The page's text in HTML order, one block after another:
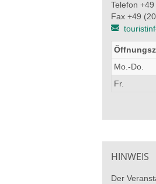
Telefon
Fax +49
Mo.-Do.
Fr.
HINWEIS
Der